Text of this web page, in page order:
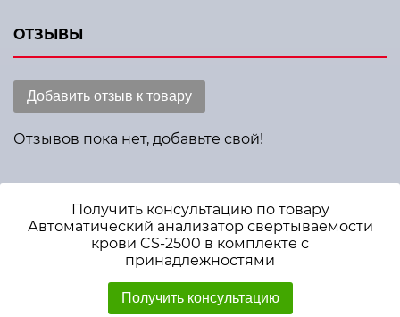
ОТЗЫВЫ
Добавить отзыв к товару
Отзывов пока нет, добавьте свой!
Получить консультацию по товару
Автоматический анализатор свертываемости
крови CS-2500 в комплекте с
принадлежностями
Получить консультацию